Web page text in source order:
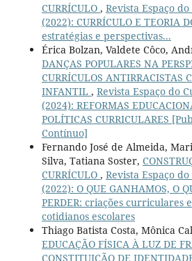
CURRÍCULO , Revista Espaço
(2022): CURRÍCULO E TEORIA
estratégias e perspectivas...
Érica Bolzan, Valdete Côco,
DANÇAS POPULARES NA
CURRÍCULOS ANTIRRACISTAS
INFANTIL , Revista Espaço do
(2024): REFORMAS
POLÍTICAS CURRICULARES
Contínuo]
Fernando José de Almeida,
Silva, Tatiana Soster,
CURRÍCULO , Revista Espaço
(2022): O QUE GANHAMOS, O
PERDER: criações curriculares
cotidianos escolares
Thiago Batista Costa, Mônica
EDUCAÇÃO FÍSICA À LUZ DE
CONSTITUIÇÃO DE